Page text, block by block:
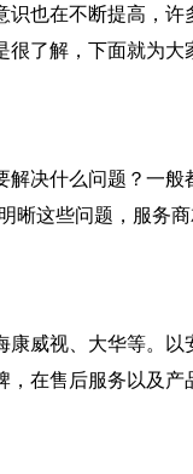
也在不断提高，许
很了解，下面就为
决什么问题？一般
晰这些问题，服务
威视、大华等。以
在售后服务以及